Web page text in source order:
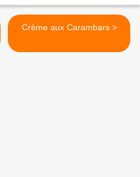
Crème aux Carambars >